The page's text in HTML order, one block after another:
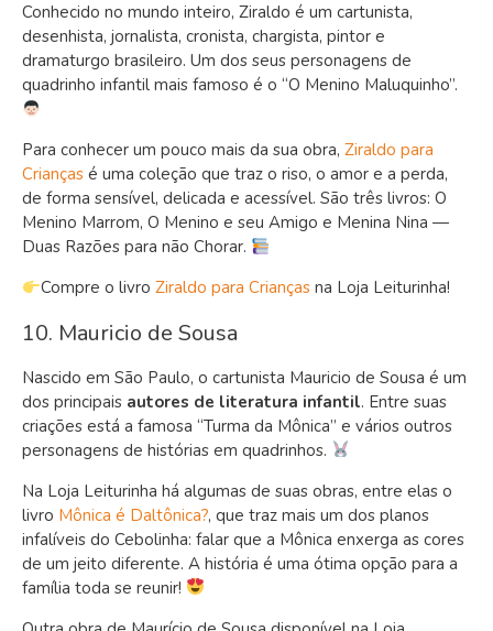
Conhecido no mundo inteiro, Ziraldo é um cartunista,
desenhista, jornalista, cronista, chargista, pintor e
dramaturgo brasileiro. Um dos seus personagens de
quadrinho infantil mais famoso é o “O Menino Maluquinho”.
Para conhecer um pouco mais da sua obra, Ziraldo para
Crianças é uma coleção que traz o riso, o amor e a perda,
de forma sensível, delicada e acessível. São três livros: O
Menino Marrom, O Menino e seu Amigo e Menina Nina —
Duas Razões para não Chorar.
Compre o livroZiraldo para Crianças na Loja Leiturinha!
10. Mauricio de Sousa
Nascido em São Paulo, o cartunista Mauricio de Sousa é um
dos principais autores de literatura infantil. Entre suas
criações está a famosa “Turma da Mônica” e vários outros
personagens de histórias em quadrinhos.
Na Loja Leiturinha há algumas de suas obras, entre elas o
livro Mônica é Daltônica?, que traz mais um dos planos
infalíveis do Cebolinha: falar que a Mônica enxerga as cores
de um jeito diferente. A história é uma ótima opção para a
família toda se reunir!